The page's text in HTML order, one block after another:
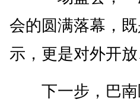
会的圆满落幕，
示，更是对外开
下一步，巴南